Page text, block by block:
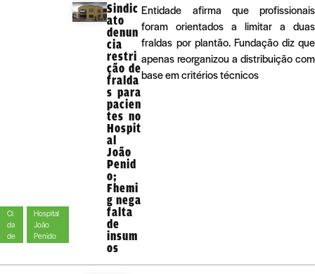
Ci
da
de
Hospital
João
Penido
Sindic
ato
denun
cia
restri
ção de
fralda
s para
pacien
tes no
Hospit
al
João
Penid
o;
Fhemi
g nega
falta
de
insum
os
Entidade afirma que profissionais
foram orientados a limitar a duas
fraldas por plantão. Fundação diz que
apenas reorganizou a distribuição com
base em critérios técnicos